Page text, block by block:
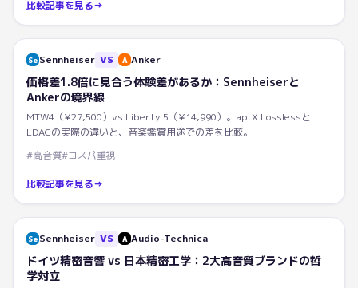
比較記事を見る→
Se Sennheiser VS A Anker
価格差1.8倍に見合う体験差があるか：Sennheiserと
Ankerの境界線
MTW4（¥27,500）vs Liberty 5（¥14,990）。aptX Losslessと
LDACの実際の違いと、音楽鑑賞用途での差を比較。
#高音質#コスパ重視
比較記事を見る→
Se Sennheiser VS A Audio-Technica
ドイツ精密音響 vs 日本精密工学：2大高音質ブランドの哲
学対立